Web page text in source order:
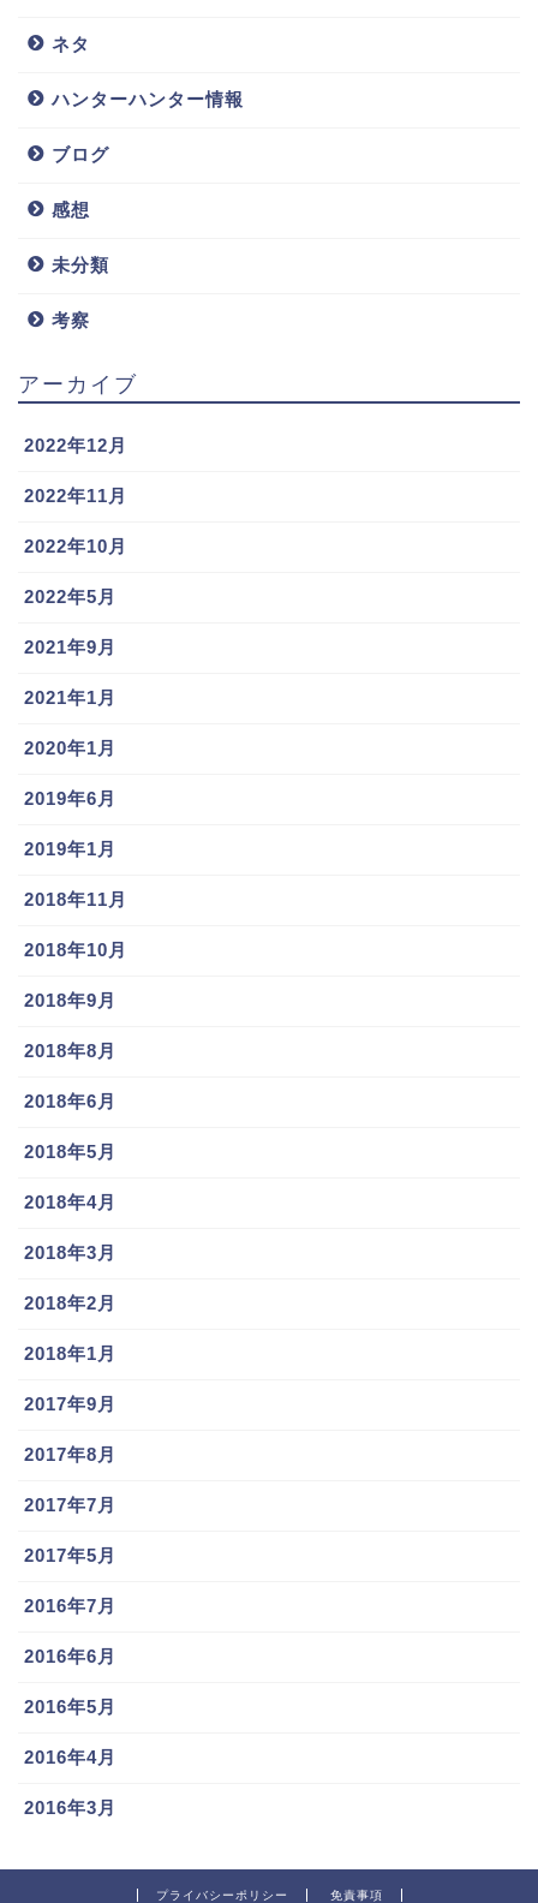
ネタ
ハンターハンター情報
ブログ
感想
未分類
考察
アーカイブ
2022年12月
2022年11月
2022年10月
2022年5月
2021年9月
2021年1月
2020年1月
2019年6月
2019年1月
2018年11月
2018年10月
2018年9月
2018年8月
2018年6月
2018年5月
2018年4月
2018年3月
2018年2月
2018年1月
2017年9月
2017年8月
2017年7月
2017年5月
2016年7月
2016年6月
2016年5月
2016年4月
2016年3月
プライバシーポリシー 免責事項